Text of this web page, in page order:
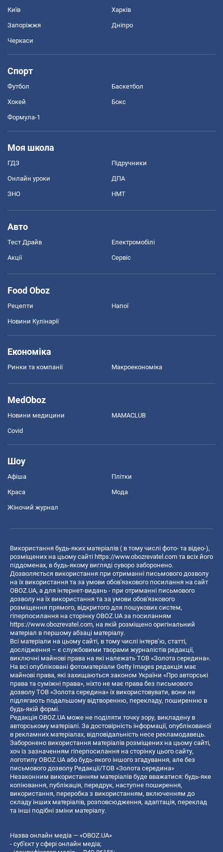
Київ Харків
Запоріжжя Дніпро
Черкаси
Спорт
Футбол Баскетбол
Хокей Бокс
Формула-1
Моя школа
ГДЗ Підручники
Онлайн уроки ДПА
ЗНО НМТ
Авто
Тест Драйв Електромобілі
Акції Сервіс
Food Oboz
Рецепти Напої
Новини Кулінарії
Економіка
Ринки та компанії Макроекономіка
MedOboz
Новини медицини MAMACLUB
Covid
Шоу
Афіша Плітки
Краса Мода
Жіночий журнал
Використання будь-яких матеріалів ( в тому числі фото- та відео-),
розміщених на цьому сайті https://www.obozrevatel.com та всіх його
піддоменах, в будь-якому вигляді суворо заборонено.
Дозволяється використання при отриманні письмового дозволу
на їх використання та за умови обов'язкового посилання на сайт
OBOZ.UA, а для інтернет-видань - при отриманні письмового
дозволу на їх використання та за умови обов'язкового
розміщення прямого, відкритого для пошукових систем,
гіперпосилання на сторінку OBOZ.UA за посиланням
https://www.obozrevatel.com, на якій розміщено оригінальний
матеріал в першому абзаці матеріалу.
Всі матеріали на цьому сайті, в тому числі інтерв’ю, статті,
дослідження – є службовими творами журналістів редакції,
виключні майнові права на які належать ТОВ «Золота середина».
На всі опубліковані фотоматеріали Getty Images редакція має
майнові права, які захищаються законом України «Про авторські
права та суміжні права», ніхто не має права без письмового
дозволу ТОВ «Золота середина» їх використовувати, вони не
підлягають подальшому відтворенню, перекладу, поширенню в
будь-якій формі.
Редакція OBOZ.UA може не поділяти точку зору, викладену в
авторському матеріалі. За достовірність інформації, опублікованої
в рекламних матеріалах, відповідальність несе рекламодавець.
Заборонено використання матеріалів розміщених на цьому сайті,
хоч із зазначенням гіперпосилання на сторінку цього сайту,
логотипу OBOZ.UA або будь-якого іншого згадування, але без
письмового дозволу Редакції/ТОВ «Золота середина»
Незаконним використанням матеріалів буде вважатися: будь-яке
копiювання, публiкацiя, передрук, наступне поширення,
використання, переробка з використанням, включенням до
складу інших матеріалів, розповсюдження, адаптація, переклад
та інші подібні зміни матеріалу.
Назва онлайн медіа — «OBOZ.UA»
- суб'єкт у сфері онлайн медіа;